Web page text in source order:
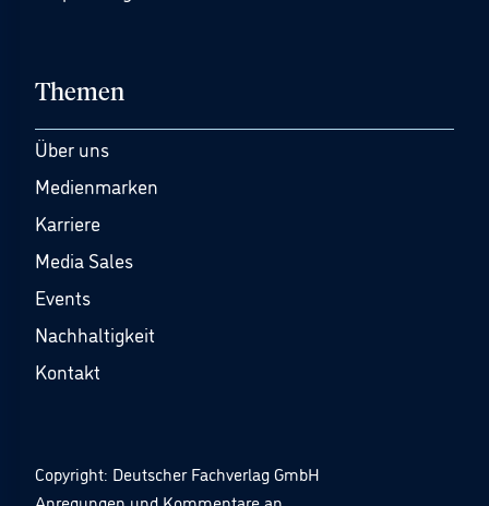
Themen
Über uns
Medienmarken
Karriere
Media Sales
Events
Nachhaltigkeit
Kontakt
Copyright: Deutscher Fachverlag GmbH